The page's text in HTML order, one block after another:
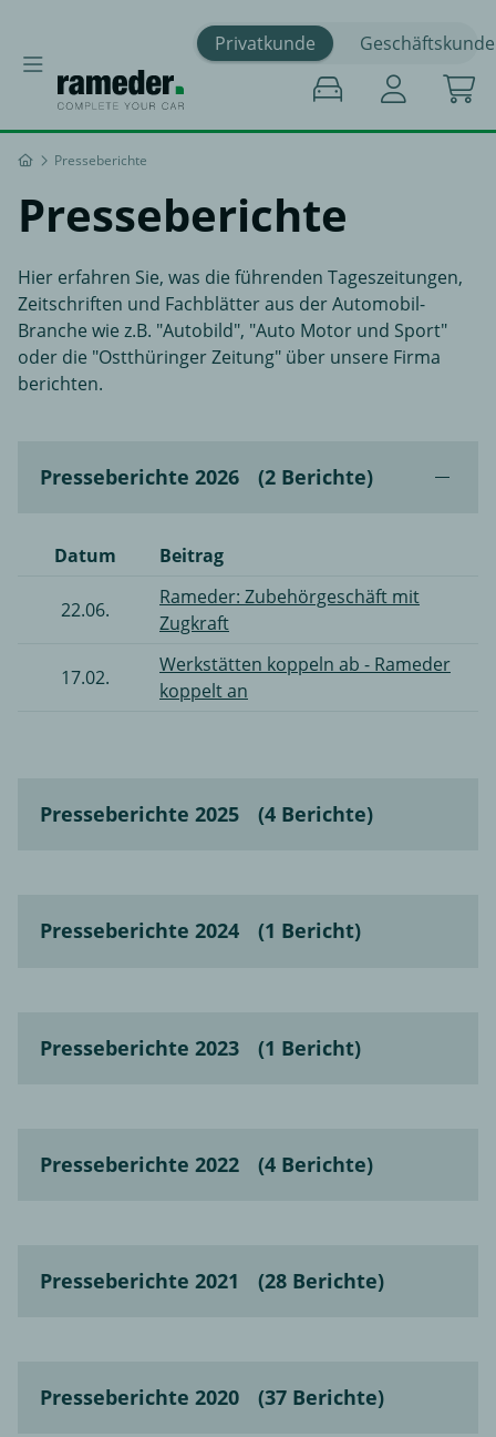
Privatkunde Geschäftskunde
Presseberichte
Presseberichte
Hier erfahren Sie, was die führenden Tageszeitungen,
Zeitschriften und Fachblätter aus der Automobil-
Branche wie z.B. "Autobild", "Auto Motor und Sport"
oder die "Ostthüringer Zeitung" über unsere Firma
berichten.
Presseberichte 2026 (2 Berichte)
Datum Beitrag
22.06.
Rameder: Zubehörgeschäft mit
Zugkraft
17.02.
Werkstätten koppeln ab - Rameder
koppelt an
Presseberichte 2025 (4 Berichte)
Presseberichte 2024 (1 Bericht)
Presseberichte 2023 (1 Bericht)
Presseberichte 2022 (4 Berichte)
Presseberichte 2021 (28 Berichte)
Presseberichte 2020 (37 Berichte)